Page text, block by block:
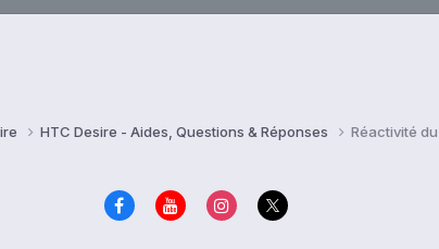
HTC Desire - Aides, Questions & Réponses Réactivité